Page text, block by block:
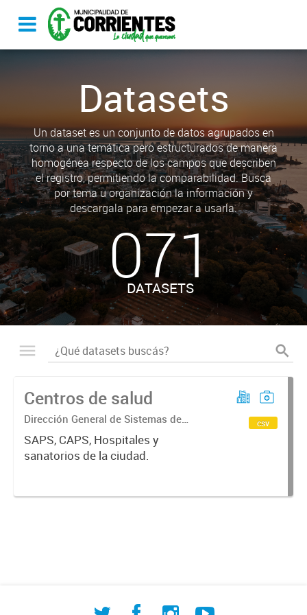
Datasets
Un dataset es un conjunto de datos agrupados en
torno a una temática pero estructurados de manera
homogénea respecto de los campos que describen
el registro, permitiendo la comparabilidad. Busca
por tema u organización la información y
descargala para empezar a usarla.
071
DATASETS
Centros de salud
Dirección General de Sistemas de
Información Geográfica
SAPS, CAPS, Hospitales y
sanatorios de la ciudad.
csv